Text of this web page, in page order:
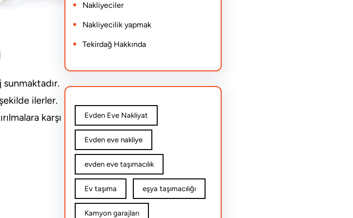
ilerler.
karşı
Nakliyeciler
Nakliyecilik yapmak
Tekirdağ Hakkında
Evden Eve Nakliyat
Evden eve nakliye
evden eve taşımacılık
Ev taşıma eşya taşımacılığı
Kamyon garajları